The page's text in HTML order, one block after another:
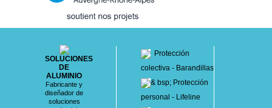
SOLUCIONES
DE
ALUMINIO
Fabricante y
diseñador de
soluciones
Protección
colectiva - Barandillas
& bsp; Protección
personal - Lifeline